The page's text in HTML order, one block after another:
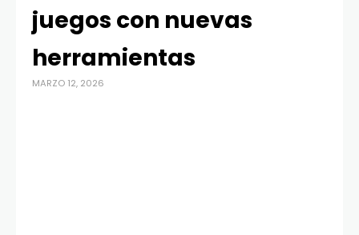
juegos con nuevas
herramientas
MARZO 12, 2026